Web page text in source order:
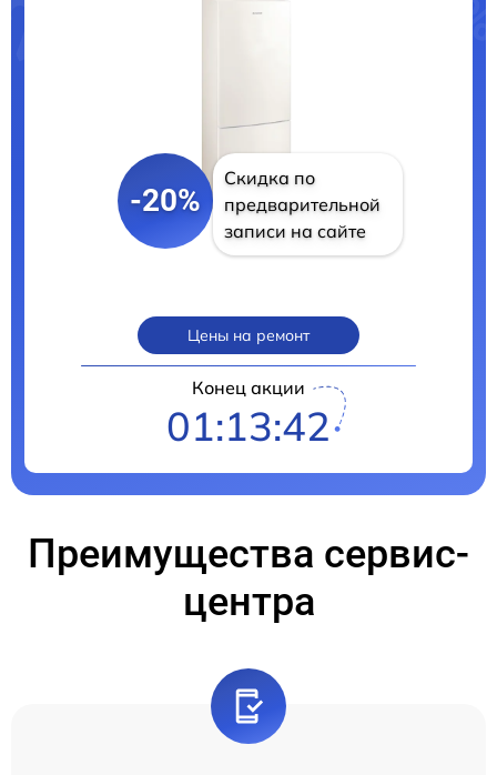
-20%
Скидка по
предварительной
записи на сайте
Цены на ремонт
Конец акции
01:13:41
Преимущества сервис-
центра